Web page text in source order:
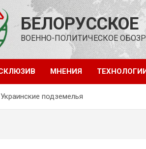
БЕЛОРУССКОЕ
ВОЕННО-ПОЛИТИЧЕСКОЕ
МНЕНИЯ
Украинские подземелья